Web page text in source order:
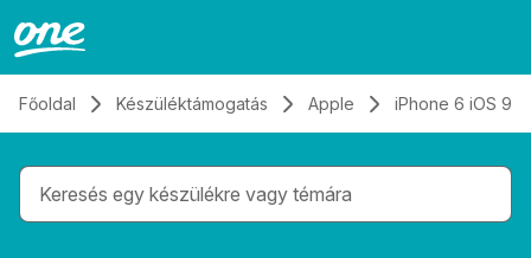
Főoldal Készüléktámogatás Apple iPhone 6 iOS 9
Gépelés közben megjelennek a keresési